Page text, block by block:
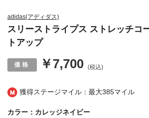
獲得ステージマイル：最大385マイル
adidas(アディダス)
スリーストライプス ストレッチコ
トアップ
￥7,700 (税込)
カラー：カレッジネイビー